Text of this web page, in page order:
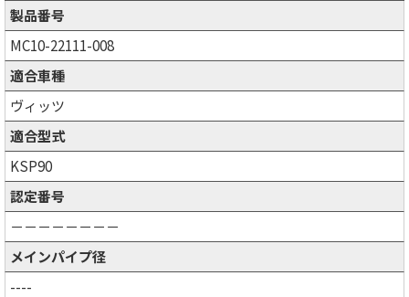
製品番号
MC10-22111-008
適合車種
ヴィッツ
適合型式
KSP90
認定番号
－－－－－－－－
メインパイプ径
----